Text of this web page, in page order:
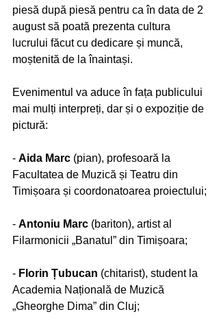
piesă după piesă pentru ca în data de 2
august să poată prezenta cultura
lucrului făcut cu dedicare și muncă,
moștenită de la înaintași.
Evenimentul va aduce în fața publicului
mai mulți interpreți, dar și o expoziție de
pictură:
- Aida Marc (pian), profesoară la
Facultatea de Muzică și Teatru din
Timișoara și coordonatoarea proiectului;
- Antoniu Marc (bariton), artist al
Filarmonicii „Banatul” din Timișoara;
- Florin Țubucan (chitarist), student la
Academia Națională de Muzică
„Gheorghe Dima” din Cluj;